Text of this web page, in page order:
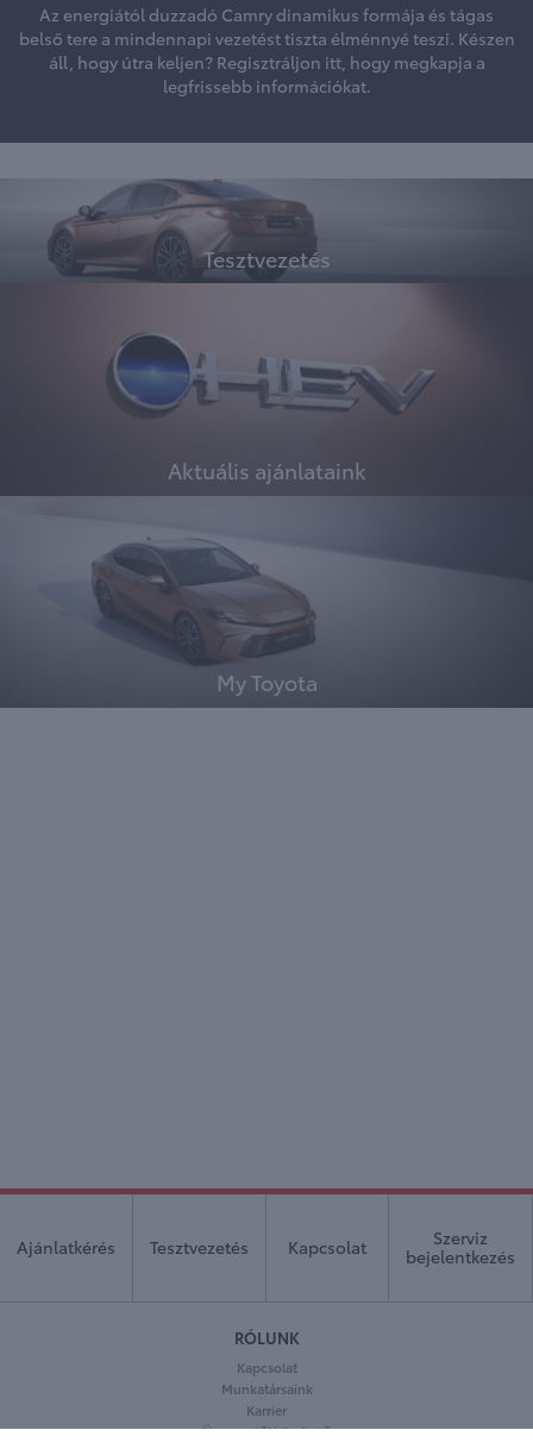
Az energiától duzzadó Camry dinamikus formája és tágas
belső tere a mindennapi vezetést tiszta élménnyé teszi. Készen
áll, hogy útra keljen? Regisztráljon itt, hogy megkapja a
legfrissebb információkat.
Tesztvezetés
Aktuális ajánlataink
My Toyota
Ajánlatkérés Tesztvezetés Kapcsolat
Szerviz
bejelentkezés
RÓLUNK
Kapcsolat
Munkatársaink
Karrier
Ügyvezetői köszöntő